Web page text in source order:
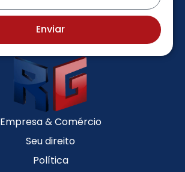
Enviar
Empresa & Comércio
Seu direito
Política